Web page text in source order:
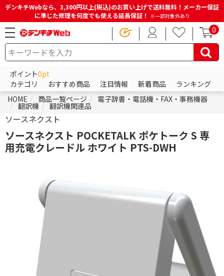
デンキチWebなら、3,300円以上(税込)のお買い上げで送料無料！メーカー保証
に準じた修理を何度でも使える延長保証！ ※一部対象外あり
0
ポイント0pt
カテゴリ
おすすめ商品 注目情報 新着商品
ランキング
HOME
商品一覧ページ 電子辞書・電話機・FAX・事務機器
翻訳機 翻訳機関連品
ソースネクスト
ソースネクスト POCKETALK ポケトーク S 専
用充電クレードル ホワイト PTS-DWH